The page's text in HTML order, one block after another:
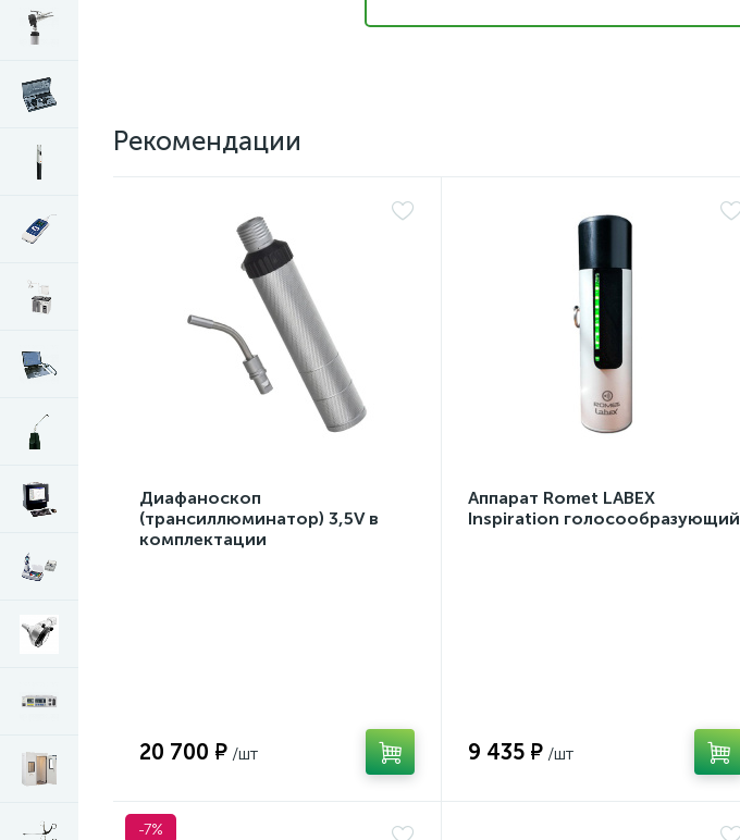
Рекомендации
Диафаноскоп
(трансиллюминатор) 3,5V в
комплектации
20 700 ₽
Аппарат Romet LABEX
Inspiration голосообразующий
9 435 ₽
-7%